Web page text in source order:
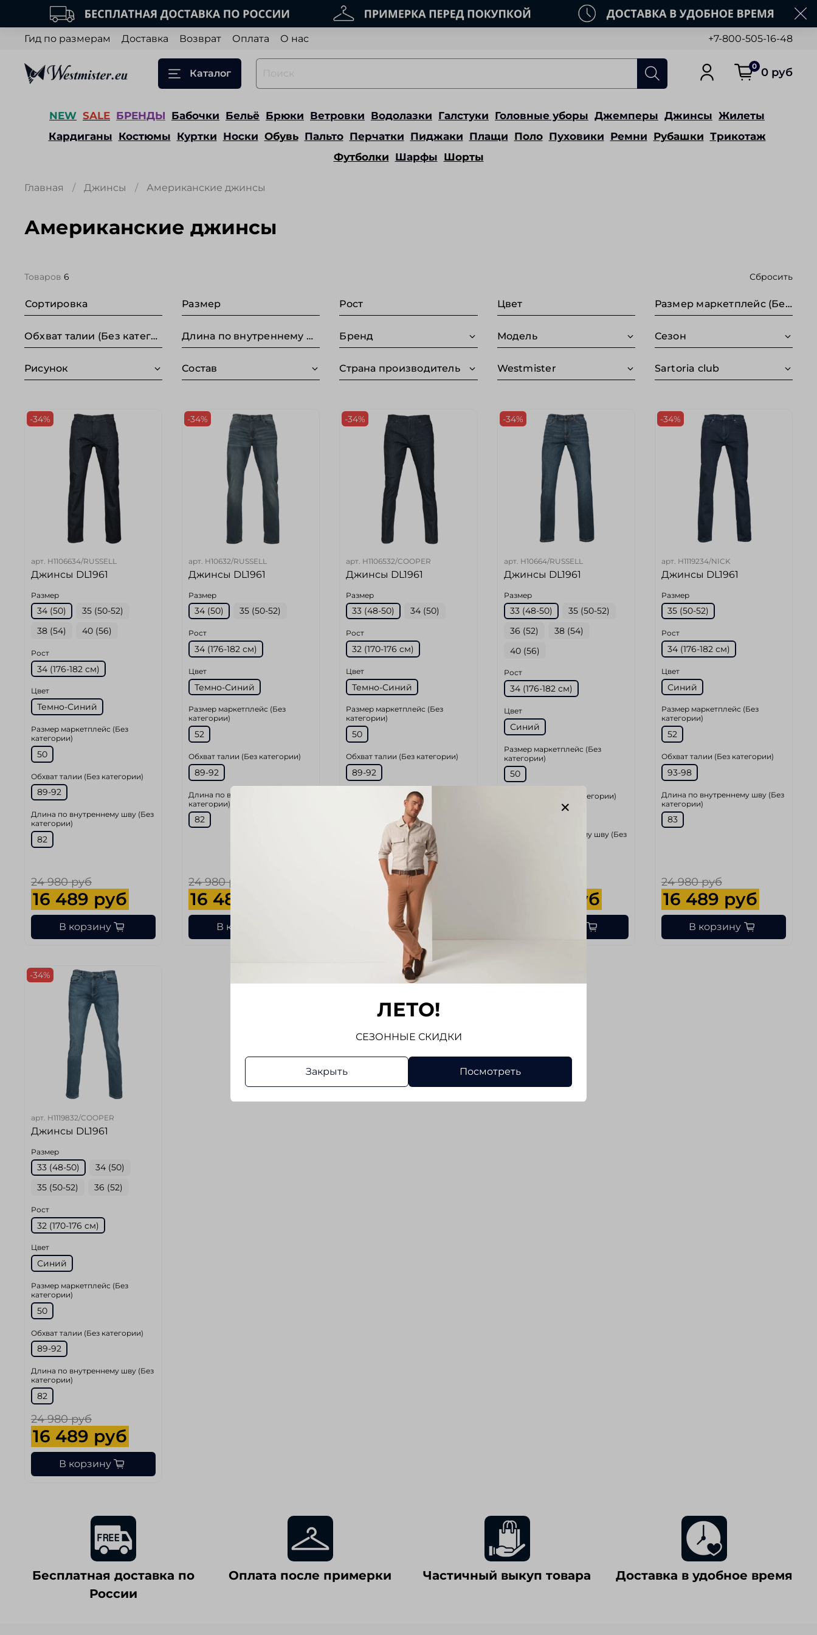
Гид по размерам Доставка Возврат Оплата О нас +7-800-505-16-48
Каталог
0 0 руб
NEW SALE БРЕНДЫ Бабочки Бельё Брюки Ветровки Водолазки Галстуки Головные уборы Джемперы Джинсы Жилеты
Кардиганы Костюмы Куртки Носки Обувь Пальто Перчатки Пиджаки Плащи Поло Пуховики Ремни Рубашки Трикотаж
Футболки Шарфы Шорты
Главная Джинсы Американские джинсы
Американские джинсы
Товаров 6 Сбросить
Сортировка Размер Рост Цвет Размер маркетплейс (Без категории)
Обхват талии (Без категории) Длина по внутреннему шву (Без категории) Бренд Модель Сезон
Рисунок Состав Страна производитель Westmister Sartoria club
-34%
арт. H1106634/RUSSELL
Джинсы DL1961
Размер
34 (50)
35 (50-52)
38 (54)
40 (56)
Рост
34 (176-182 см)
Цвет
Темно-Синий
Размер маркетплейс (Без
категории)
50
Обхват талии (Без категории)
89-92
Длина по внутреннему шву (Без
категории)
82
24 980 руб
16 489 руб
В корзину
-34%
арт. H10632/RUSSELL
Джинсы DL1961
Размер
34 (50) 35 (50-52)
Рост
34 (176-182 см)
Цвет
Темно-Синий
Размер маркетплейс (Без
категории)
52
Обхват талии (Без категории)
89-92
Длина по внутреннему шву (Без
категории)
82
24 980 руб
16 489 руб
В корзину
-34%
арт. H1106532/COOPER
Джинсы DL1961
Размер
33 (48-50) 34 (50)
Рост
32 (170-176 cм)
Цвет
Темно-Синий
Размер маркетплейс (Без
категории)
50
Обхват талии (Без категории)
89-92
Длина по внутреннему шву (Без
24 980 руб
16 489 руб
В корзину
-34%
арт. H10664/RUSSELL
Джинсы DL1961
Размер
33 (48-50)
35 (50-52)
36 (52)
38 (54)
40 (56)
Рост
34 (176-182 см)
Цвет
Синий
Размер маркетплейс (Без
категории)
50
Обхват талии (Без категории)
Длина по внутреннему шву (Без
16 489 руб
-34%
арт. H1119234/NICK
Джинсы DL1961
Размер
35 (50-52)
Рост
34 (176-182 см)
Цвет
Синий
Размер маркетплейс (Без
категории)
52
Обхват талии (Без категории)
93-98
Длина по внутреннему шву (Без
категории)
83
24 980 руб
16 489 руб
В корзину
-34%
арт. H1119832/COOPER
Джинсы DL1961
Размер
33 (48-50)
34 (50)
35 (50-52)
36 (52)
Рост
32 (170-176 cм)
Цвет
Синий
Размер маркетплейс (Без
категории)
50
Обхват талии (Без категории)
89-92
Длина по внутреннему шву (Без
категории)
82
24 980 руб
16 489 руб
В корзину
Бесплатная доставка по
России
Оплата после примерки Частичный выкуп товара Доставка в удобное время
ЛЕТО!
СЕЗОННЫЕ СКИДКИ
Закрыть Посмотреть